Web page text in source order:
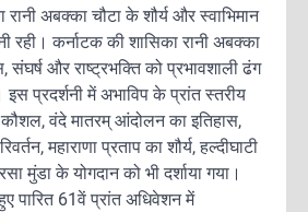
अबक्का चौटा के शौर्य और स्वाभिमान
रही। कर्नाटक की शासिका रानी अबक्का
संघर्ष और राष्ट्रभक्ति को प्रभावशाली ढंग
इस प्रदर्शनी में अभाविप के प्रांत स्तरीय
वंदे मातरम् आंदोलन का इतिहास,
महाराणा प्रताप का शौर्य, हल्दीघाटी
मुंडा के योगदान को भी दर्शाया गया।
पारित 61वें प्रांत अधिवेशन में